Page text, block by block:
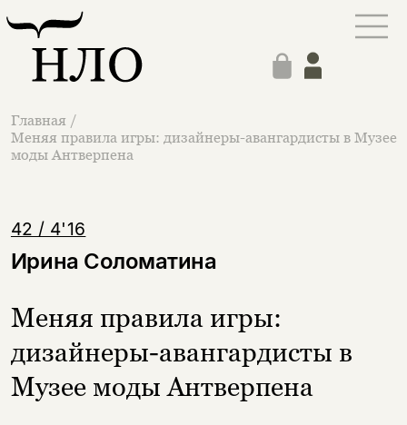
Главная /
Меняя правила игры: дизайнеры-авангардисты в Музее
моды Антверпена
42 / 4'16
Ирина Соломатина
Меняя правила игры:
дизайнеры-авангардисты в
Музее моды Антверпена